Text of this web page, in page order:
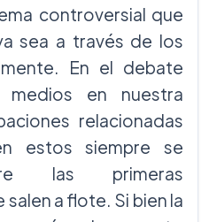
controversial que
sea a través de los
En el debate
en nuestra
relacionadas
estos siempre se
las primeras
a flote. Si bien la